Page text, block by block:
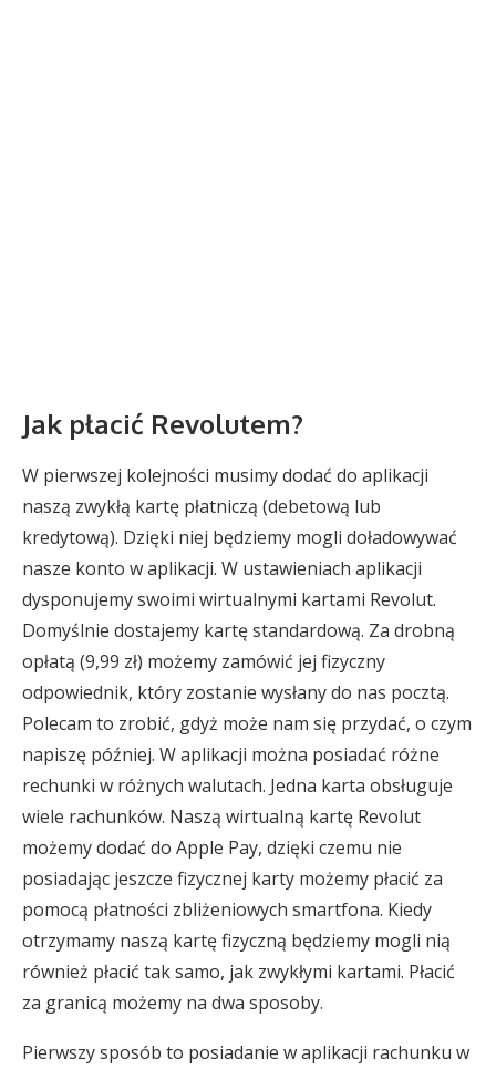
Jak płacić Revolutem?
W pierwszej kolejności musimy dodać do aplikacji
naszą zwykłą kartę płatniczą (debetową lub
kredytową). Dzięki niej będziemy mogli doładowywać
nasze konto w aplikacji. W ustawieniach aplikacji
dysponujemy swoimi wirtualnymi kartami Revolut.
Domyślnie dostajemy kartę standardową. Za drobną
opłatą (9,99 zł) możemy zamówić jej fizyczny
odpowiednik, który zostanie wysłany do nas pocztą.
Polecam to zrobić, gdyż może nam się przydać, o czym
napiszę później. W aplikacji można posiadać różne
rechunki w różnych walutach. Jedna karta obsługuje
wiele rachunków. Naszą wirtualną kartę Revolut
możemy dodać do Apple Pay, dzięki czemu nie
posiadając jeszcze fizycznej karty możemy płacić za
pomocą płatności zbliżeniowych smartfona. Kiedy
otrzymamy naszą kartę fizyczną będziemy mogli nią
również płacić tak samo, jak zwykłymi kartami. Płacić
za granicą możemy na dwa sposoby.
Pierwszy sposób to posiadanie w aplikacji rachunku w